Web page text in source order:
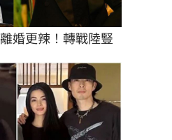
婚更辣！轉戰陸豎